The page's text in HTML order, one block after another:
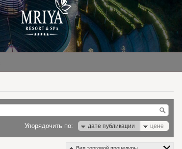
Упорядочить по: дате публикации цене